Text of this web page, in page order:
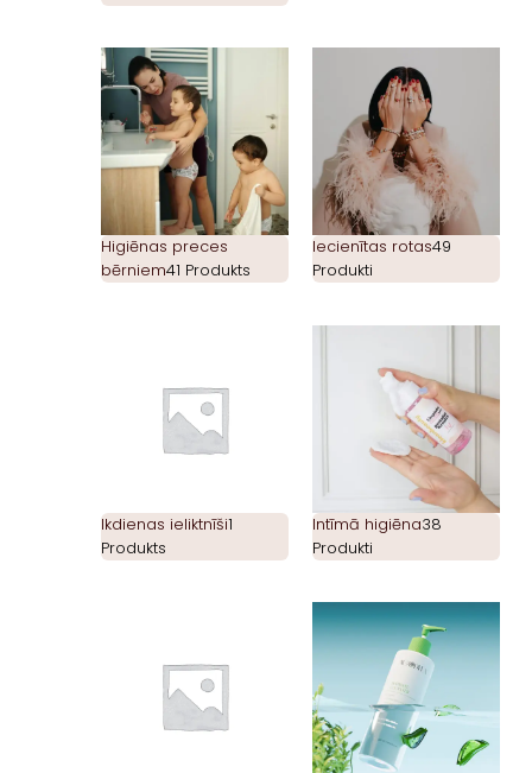
Higiēnas preces
bērniem41 Produkts
Iecienītas rotas49
Produkti
Ikdienas ieliktnīši1
Produkts
Intīmā higiēna38
Produkti